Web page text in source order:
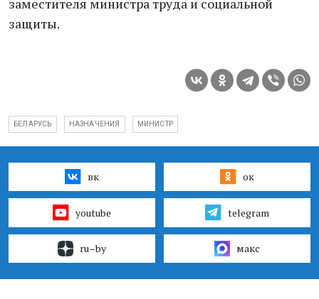
заместителя министра труда и социальной
защиты.
БЕЛАРУСЬ НАЗНАЧЕНИЯ МИНИСТР
вк ок
youtube telegram
ru–by макс